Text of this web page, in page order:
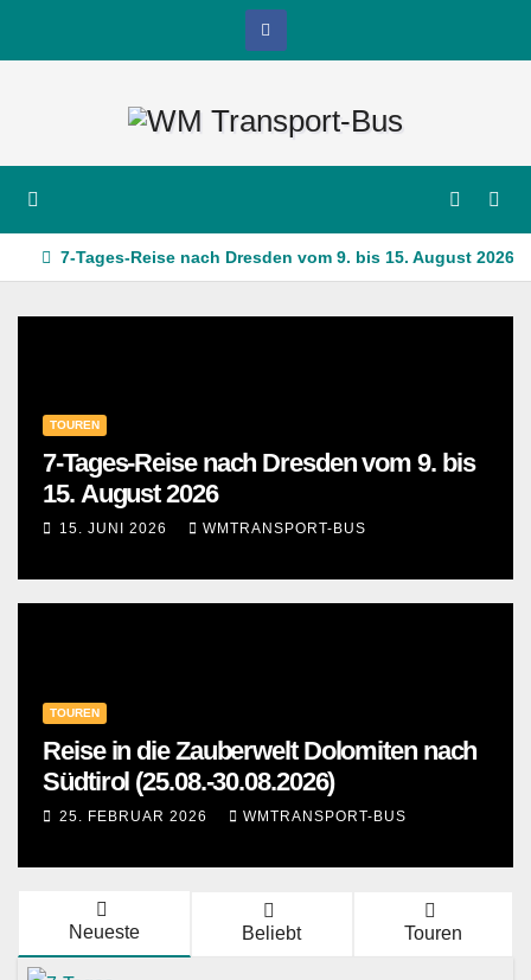
7-Tages-Reise nach Dresden vom 9. bis 15. August 2026
TOUREN
7-Tages-Reise nach Dresden vom 9. bis
15. August 2026
15. JUNI 2026 WMTRANSPORT-BUS
TOUREN
Reise in die Zauberwelt Dolomiten nach
Südtirol (25.08.-30.08.2026)
25. FEBRUAR 2026 WMTRANSPORT-BUS
Neueste Beliebt Touren